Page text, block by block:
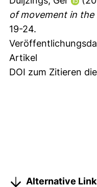
of movement in
19-24.
Artikel
DOI zum Zitieren
Alternative